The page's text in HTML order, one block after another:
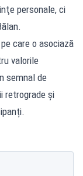
personale, ci
care o asociază
valorile
semnal de
retrograde și